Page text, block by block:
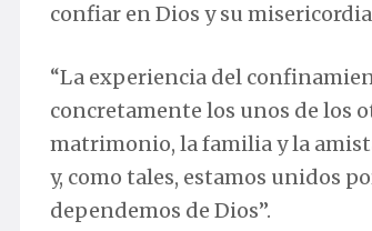
confiar en Dios y su
“La experiencia del
concretamente los unos de los
matrimonio, la familia y la
y, como tales, estamos unidos
dependemos de Dios”.